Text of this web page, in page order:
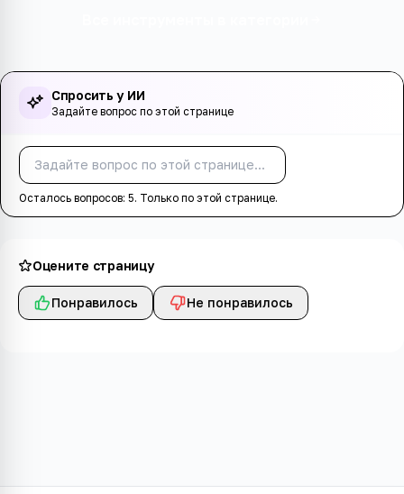
Спросить у ИИ
Задайте вопрос по этой странице
Осталось вопросов: 5. Только по этой странице.
Оцените страницу
Понравилось Не понравилось